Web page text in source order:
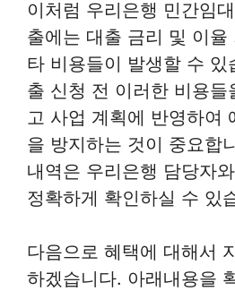
이처럼 우리은행 민간임
출에는 대출 금리 및 이율
타 비용들이 발생할 수 있
출 신청 전 이러한 비용들
고 사업 계획에 반영하여
을 방지하는 것이 중요합
내역은 우리은행 담당자
정확하게 확인하실 수 있
다음으로 혜택에 대해서
하겠습니다. 아래내용을